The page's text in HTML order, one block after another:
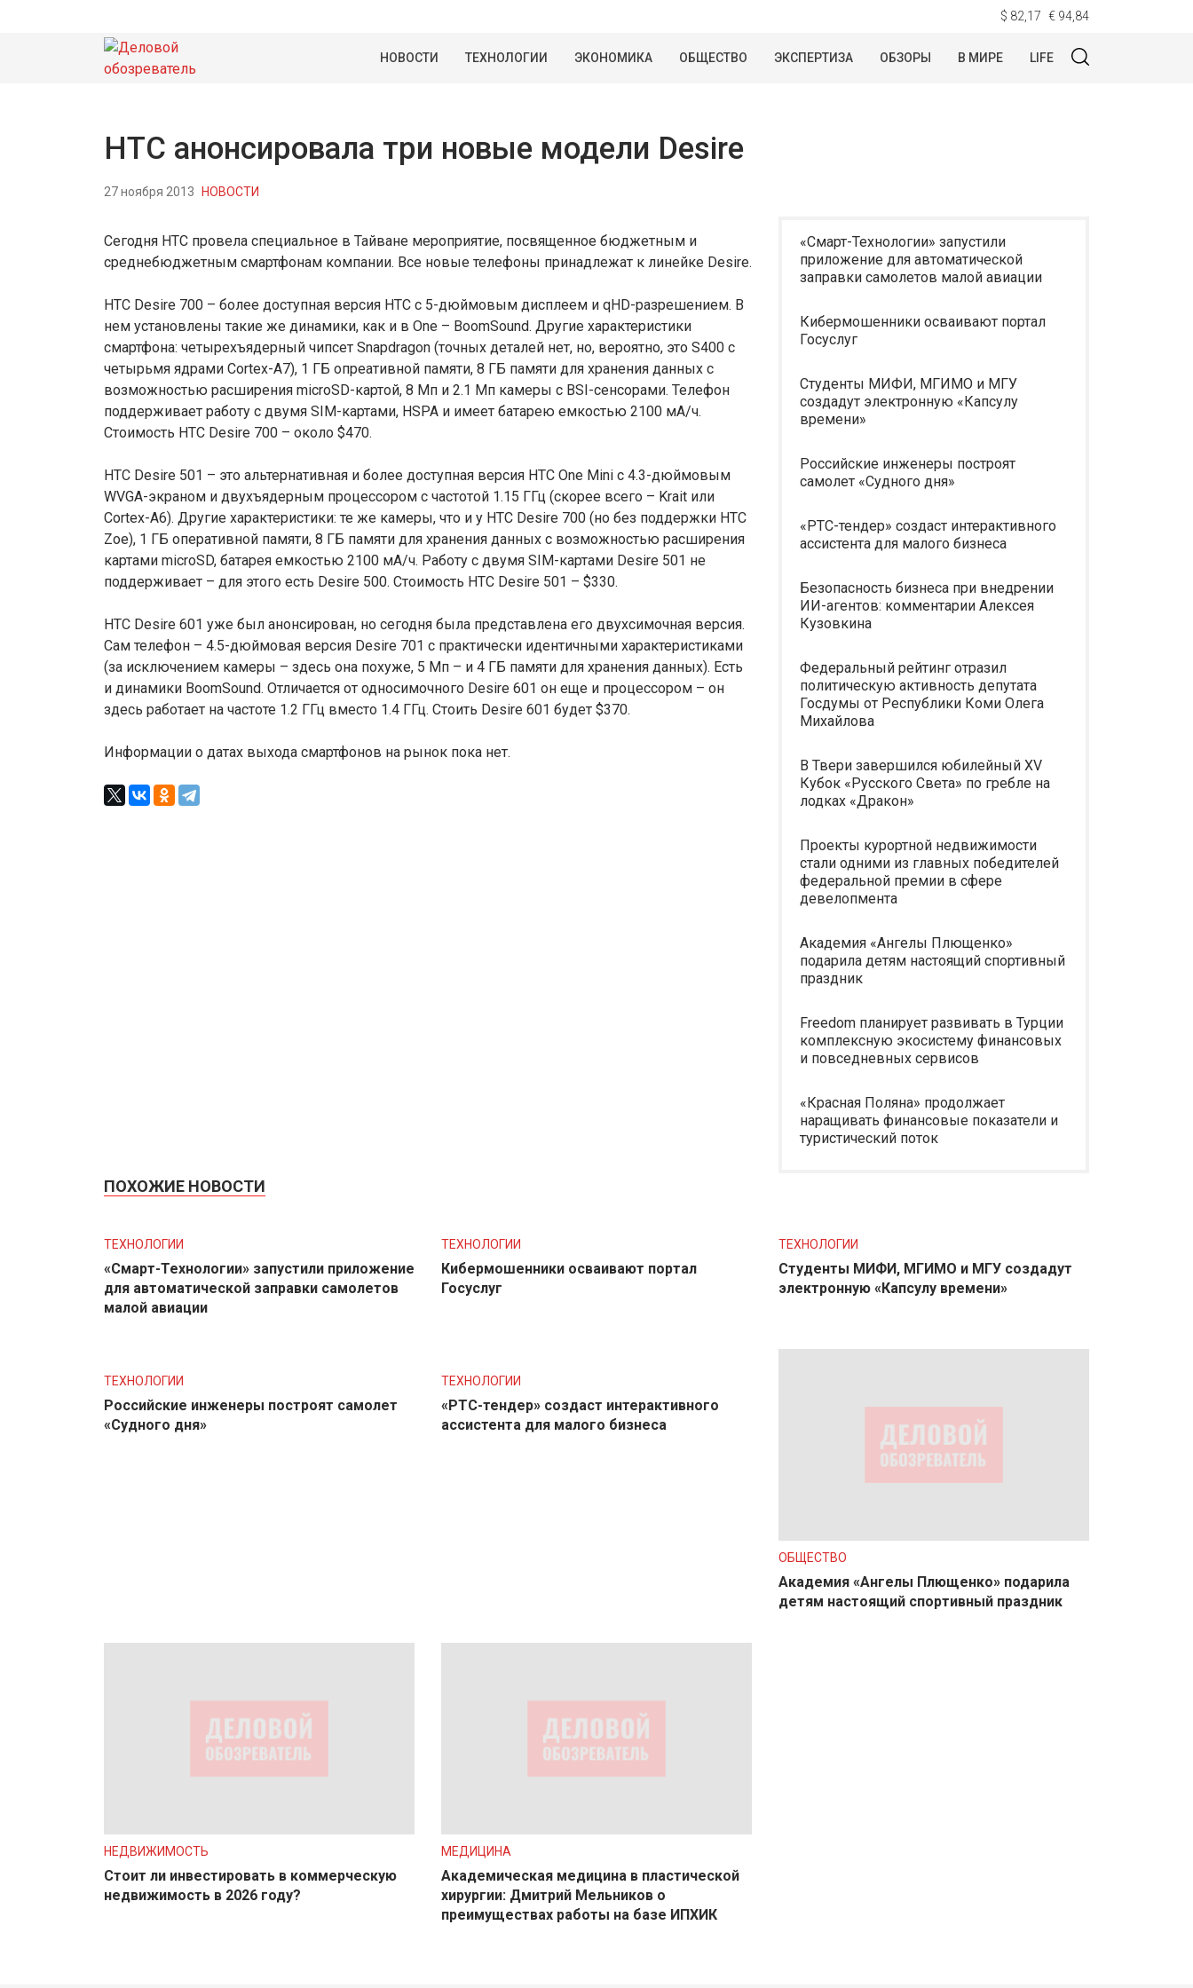
$ 82,17 € 94,84
НОВОСТИ ТЕХНОЛОГИИ ЭКОНОМИКА ОБЩЕСТВО ЭКСПЕРТИЗА ОБЗОРЫ В МИРЕ LIFE
HTC анонсировала три новые модели Desire
27 ноября 2013 НОВОСТИ
Сегодня HTC провела специальное в Тайване мероприятие, посвященное бюджетным и
среднебюджетным смартфонам компании. Все новые телефоны принадлежат к линейке Desire.
HTC Desire 700 – более доступная версия HTC с 5-дюймовым дисплеем и qHD-разрешением. В
нем установлены такие же динамики, как и в One – BoomSound. Другие характеристики
смартфона: четырехъядерный чипсет Snapdragon (точных деталей нет, но, вероятно, это S400 с
четырьмя ядрами Cortex-A7), 1 ГБ опреативной памяти, 8 ГБ памяти для хранения данных с
возможностью расширения microSD-картой, 8 Мп и 2.1 Мп камеры с BSI-сенсорами. Телефон
поддерживает работу с двумя SIM-картами, HSPA и имеет батарею емкостью 2100 мА/ч.
Стоимость HTC Desire 700 – около $470.
HTC Desire 501 – это альтернативная и более доступная версия HTC One Mini с 4.3-дюймовым
WVGA-экраном и двухъядерным процессором с частотой 1.15 ГГц (скорее всего – Krait или
Cortex-A6). Другие характеристики: те же камеры, что и у HTC Desire 700 (но без поддержки HTC
Zoe), 1 ГБ оперативной памяти, 8 ГБ памяти для хранения данных с возможностью расширения
картами microSD, батарея емкостью 2100 мА/ч. Работу с двумя SIM-картами Desire 501 не
поддерживает – для этого есть Desire 500. Стоимость HTC Desire 501 – $330.
HTC Desire 601 уже был анонсирован, но сегодня была представлена его двухсимочная версия.
Сам телефон – 4.5-дюймовая версия Desire 701 с практически идентичными характеристиками
(за исключением камеры – здесь она похуже, 5 Мп – и 4 ГБ памяти для хранения данных). Есть
и динамики BoomSound. Отличается от односимочного Desire 601 он еще и процессором – он
здесь работает на частоте 1.2 ГГц вместо 1.4 ГГц. Стоить Desire 601 будет $370.
Информации о датах выхода смартфонов на рынок пока нет.
«Смарт-Технологии» запустили
приложение для автоматической
заправки самолетов малой авиации
Кибермошенники осваивают портал
Госуслуг
Студенты МИФИ, МГИМО и МГУ
создадут электронную «Капсулу
времени»
Российские инженеры построят
самолет «Судного дня»
«РТС-тендер» создаст интерактивного
ассистента для малого бизнеса
Безопасность бизнеса при внедрении
ИИ-агентов: комментарии Алексея
Кузовкина
Федеральный рейтинг отразил
политическую активность депутата
Госдумы от Республики Коми Олега
Михайлова
В Твери завершился юбилейный XV
Кубок «Русского Света» по гребле на
лодках «Дракон»
Проекты курортной недвижимости
стали одними из главных победителей
федеральной премии в сфере
девелопмента
Академия «Ангелы Плющенко»
подарила детям настоящий спортивный
праздник
Freedom планирует развивать в Турции
комплексную экосистему финансовых
и повседневных сервисов
«Красная Поляна» продолжает
наращивать финансовые показатели и
туристический поток
ПОХОЖИЕ НОВОСТИ
ТЕХНОЛОГИИ
«Смарт-Технологии» запустили приложение
для автоматической заправки самолетов
малой авиации
ТЕХНОЛОГИИ
Кибермошенники осваивают портал
Госуслуг
ТЕХНОЛОГИИ
Студенты МИФИ, МГИМО и МГУ создадут
электронную «Капсулу времени»
ТЕХНОЛОГИИ
Российские инженеры построят самолет
«Судного дня»
ТЕХНОЛОГИИ
«РТС-тендер» создаст интерактивного
ассистента для малого бизнеса
ОБЩЕСТВО
Академия «Ангелы Плющенко» подарила
детям настоящий спортивный праздник
НЕДВИЖИМОСТЬ
Стоит ли инвестировать в коммерческую
недвижимость в 2026 году?
МЕДИЦИНА
Академическая медицина в пластической
хирургии: Дмитрий Мельников о
преимуществах работы на базе ИПХИК